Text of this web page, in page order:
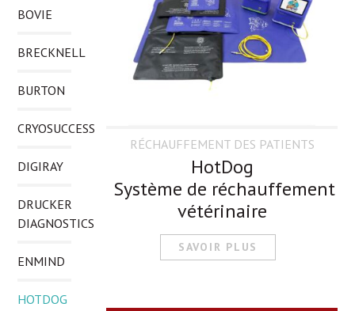
BOVIE
BRECKNELL
BURTON
CRYOSUCCESS
DIGIRAY
DRUCKER
DIAGNOSTICS
ENMIND
HOTDOG
RÉCHAUFFEMENT DES PATIENTS
HotDog
Système de réchauffement
vétérinaire
SAVOIR PLUS